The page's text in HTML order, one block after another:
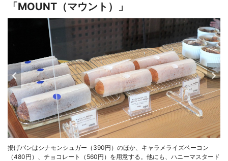
「MOUNT（マウント）」
揚げパンはシナモンシュガー（390円）のほか、キャラメライズベーコン
（480円）、チョコレート（560円）を用意する。他にも、ハニーマスタード